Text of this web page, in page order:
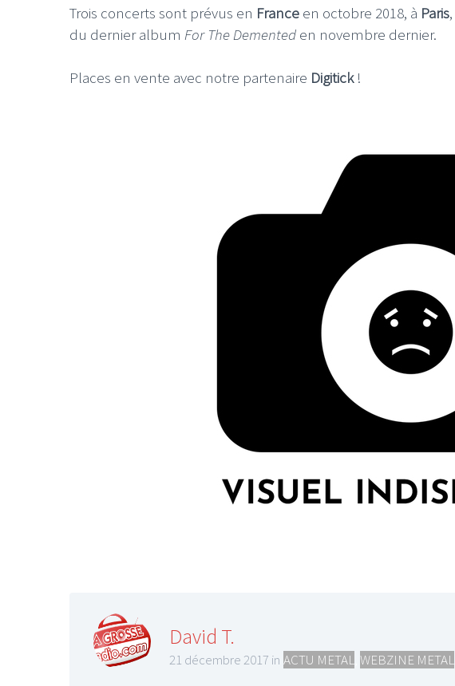
Trois concerts sont prévus en France en octobre 2018, à Paris,
du dernier album For The Demented en novembre dernier.
Places en vente avec notre partenaire Digitick !
David T.
21 décembre 2017 in ACTU METAL WEBZINE METAL